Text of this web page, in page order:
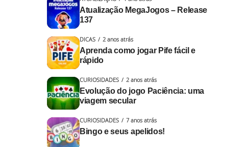
Atualização MegaJogos – Release
137
DICAS 2 anos atrás
Aprenda como jogar Pife fácil e
rápido
CURIOSIDADES 2 anos atrás
Evolução do jogo Paciência: uma
viagem secular
CURIOSIDADES 7 anos atrás
Bingo e seus apelidos!